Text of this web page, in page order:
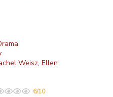
Weisz Ellen
6/10